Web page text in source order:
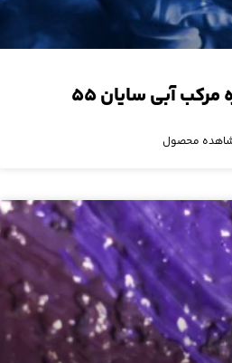
آبی سایان ۵۵
محصول